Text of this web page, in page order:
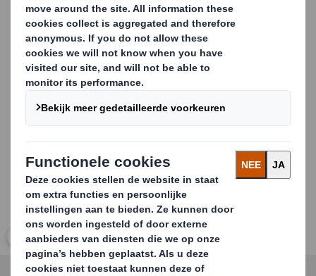
Van een bruine blanco enkelgolf, tot een witte all-over
flexo bedrukte dubbelgolf met gestanste kleppen of
handgrepen, binnen deze standaarden is volop ruimte
voor die uitvoering die het beste past bij uw wensen en
de eisen van uw supply chain.
Carousel. Use previous and next buttons to move
Klik om de afbeelding te vergroten